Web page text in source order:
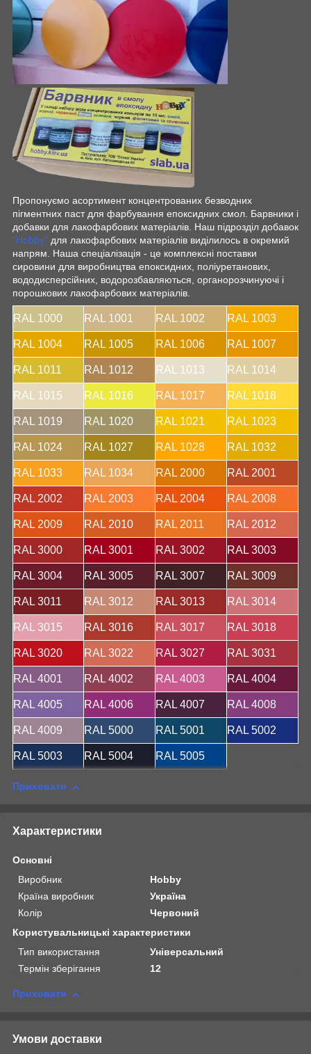
Пропонуємо асортимент концентрованих безводних
пігментних паст для фарбування епоксидних смол. Барвники і
добавки для лакофарбових матеріалів. Наш підрозділ добавок
"Hobby" для лакофарбових матеріалів виділилось в окремий
напрям. Наша спеціалізація - це комплексні поставки
сировини для виробництва епоксидних, поліуретанових,
вододисперсійних, водорозбавляються, органорозчинуючі і
порошкових лакофарбових матеріалів.
RAL 1000 RAL 1001 RAL 1002 RAL 1003
RAL 1004 RAL 1005 RAL 1006 RAL 1007
RAL 1011 RAL 1012 RAL 1013 RAL 1014
RAL 1015 RAL 1016 RAL 1017 RAL 1018
RAL 1019 RAL 1020 RAL 1021 RAL 1023
RAL 1024 RAL 1027 RAL 1028 RAL 1032
RAL 1033 RAL 1034 RAL 2000 RAL 2001
RAL 2002 RAL 2003 RAL 2004 RAL 2008
RAL 2009 RAL 2010 RAL 2011 RAL 2012
RAL 3000 RAL 3001 RAL 3002 RAL 3003
RAL 3004 RAL 3005 RAL 3007 RAL 3009
RAL 3011 RAL 3012 RAL 3013 RAL 3014
RAL 3015 RAL 3016 RAL 3017 RAL 3018
RAL 3020 RAL 3022 RAL 3027 RAL 3031
RAL 4001 RAL 4002 RAL 4003 RAL 4004
RAL 4005 RAL 4006 RAL 4007 RAL 4008
RAL 4009 RAL 5000 RAL 5001 RAL 5002
RAL 5003 RAL 5004 RAL 5005
Приховати
Характеристики
Основні
Виробник
Hobby
Країна виробник
Україна
Колір
Червоний
Користувальницькі характеристики
Тип використання
Універсальний
Термін зберігання
12
Приховати
Умови доставки